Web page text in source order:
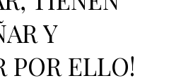
Y
POR ELLO!